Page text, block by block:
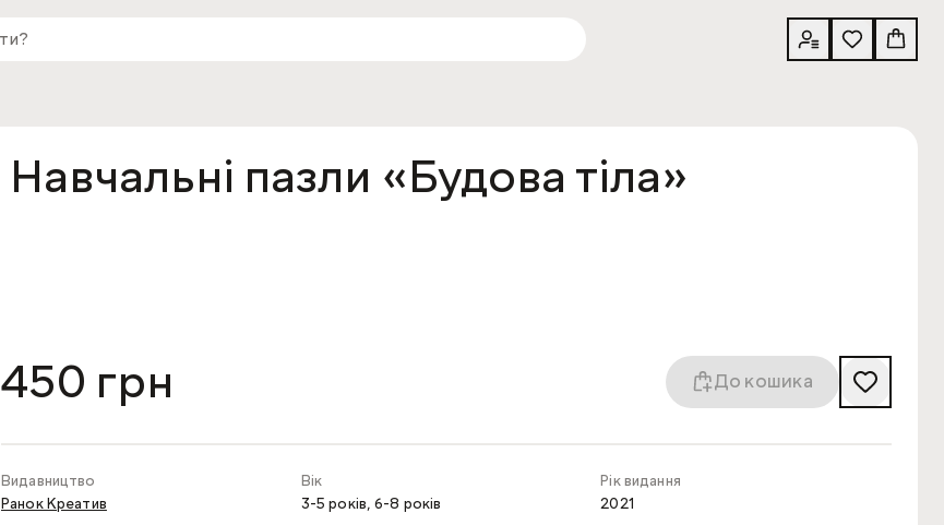
Навчальні пазли «Будова тіла»
450 грн До кошика
Видавництво
Ранок Креатив
Вік
3-5 років, 6-8 років
Рік видання
2021